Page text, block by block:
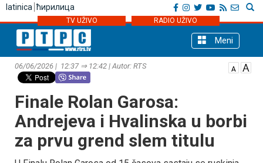
latinica ћирилица
TV UŽIVO RADIO UŽIVO
Meni
06/06/2026 | 12:37 ⇒ 12:42 | Autor: RTS
Finale Rolan Garosa:
Andrejeva i Hvalinska u borbi
za prvu grend slem titulu